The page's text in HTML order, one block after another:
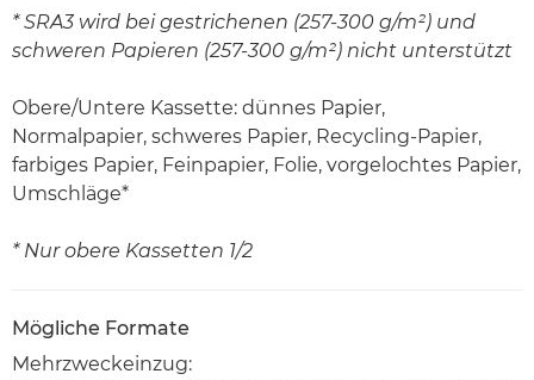
* SRA3 wird bei gestrichenen (257-300 g/m²) und
schweren Papieren (257-300 g/m²) nicht unterstützt
Obere/Untere Kassette: dünnes Papier,
Normalpapier, schweres Papier, Recycling-Papier,
farbiges Papier, Feinpapier, Folie, vorgelochtes Papier,
Umschläge*
* Nur obere Kassetten 1/2
Mögliche Formate
Mehrzweckeinzug: